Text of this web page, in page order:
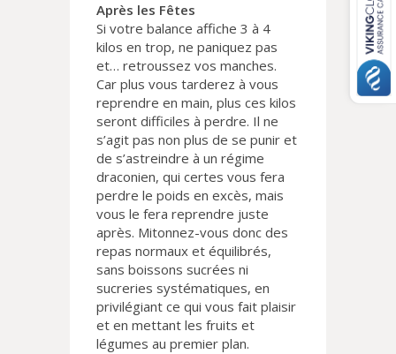
Après les Fêtes
Si votre balance affiche 3 à 4
kilos en trop, ne paniquez pas
et… retroussez vos manches.
Car plus vous tarderez à vous
reprendre en main, plus ces kilos
seront difficiles à perdre. Il ne
s’agit pas non plus de se punir et
de s’astreindre à un régime
draconien, qui certes vous fera
perdre le poids en excès, mais
vous le fera reprendre juste
après. Mitonnez-vous donc des
repas normaux et équilibrés,
sans boissons sucrées ni
sucreries systématiques, en
privilégiant ce qui vous fait plaisir
et en mettant les fruits et
légumes au premier plan.